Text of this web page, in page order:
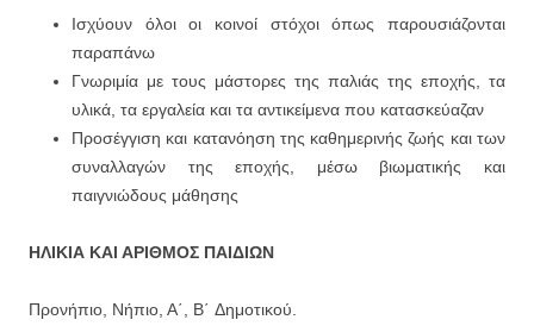
Ισχύουν όλοι οι κοινοί στόχοι όπως παρουσιάζονται
παραπάνω
Γνωριμία με τους μάστορες της παλιάς της εποχής, τα
υλικά, τα εργαλεία και τα αντικείμενα που κατασκεύαζαν
Προσέγγιση και κατανόηση της καθημερινής ζωής και των
συναλλαγών της εποχής, μέσω βιωματικής και
παιγνιώδους μάθησης
ΗΛΙΚΙΑ ΚΑΙ ΑΡΙΘΜΟΣ ΠΑΙΔΙΩΝ
Προνήπιο, Νήπιο, Α΄, Β΄ Δημοτικού.